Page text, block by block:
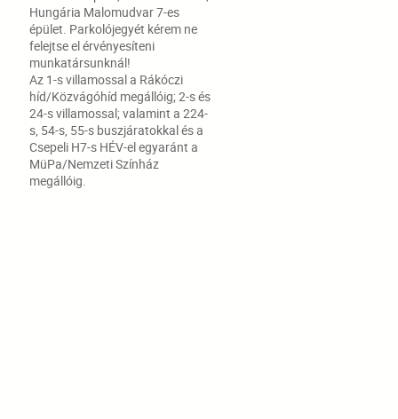
Hungária Malomudvar 7-es
épület. Parkolójegyét kérem ne
felejtse el érvényesíteni
munkatársunknál!
Az 1-s villamossal a Rákóczi
híd/Közvágóhíd megállóig; 2-s és
24-s villamossal; valamint a 224-
s, 54-s, 55-s buszjáratokkal és a
Csepeli H7-s HÉV-el egyaránt a
MüPa/Nemzeti Színház
megállóig.